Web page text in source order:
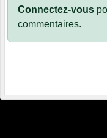
Connectez-vous
commentaires.